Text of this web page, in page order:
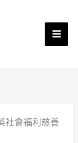
社會福利慈善